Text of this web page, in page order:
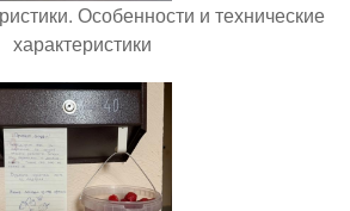
Особенности и технические
характеристики